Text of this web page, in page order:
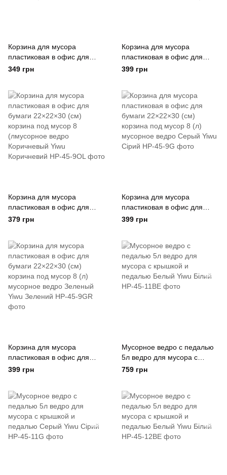
Корзина для мусора
пластиковая в офис для
бумаги 8 (л) корзина под
349 грн
Корзина для мусора
пластиковая в офис для
бумаги 22×22×30 (см)
Yiwu Білий
399 грн
Корзина для мусора
пластиковая в офис для
бумаги 22×22×30 (см)
Коричневый Yiwu
Коричневий
379 грн
Корзина для мусора
пластиковая в офис для
бумаги 22×22×30 (см)
Сірий
399 грн
Корзина для мусора
пластиковая в офис для
бумаги 22×22×30 (см)
Yiwu Зелений
399 грн
Мусорное ведро с педалью
5л ведро для мусора с
крышкой и педалью Белый
759 грн